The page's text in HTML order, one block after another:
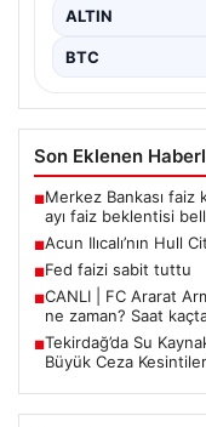
ALTIN
BTC
Son Eklenen
■Merkez Bankası faiz
ayı faiz beklentisi
■Acun Ilıcalı’nın Hull
■Fed faizi sabit tuttu
■CANLI | FC Ararat
ne zaman? Saat
■Tekirdağ’da Su
Büyük Ceza